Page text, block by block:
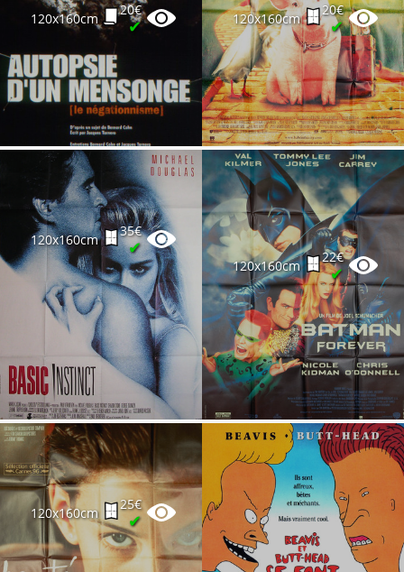
120x160cm
20€
✔ 120x160cm
20€
✔
120x160cm
35€
✔
120x160cm
22€
✔
120x160cm
25€
✔